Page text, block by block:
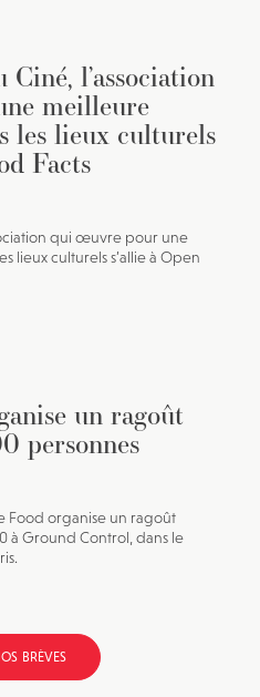
l’association
meilleure
les lieux culturels
Facts
qui œuvre pour une
lieux culturels s’allie à Open
un ragoût
personnes
Food organise un ragoût
à Ground Control, dans le
BRÈVES